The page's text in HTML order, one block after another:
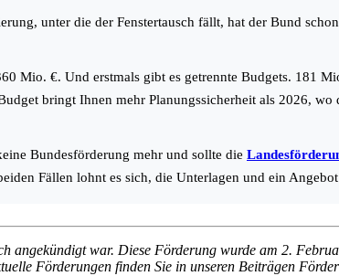
unter die der Fenstertausch fällt, hat der Bund
Mio. €. Und erstmals gibt es getrennte Budgets. 181
bringt Ihnen mehr Planungssicherheit als 2026, wo
Bundesförderung mehr und sollte die
Fällen lohnt es sich, die Unterlagen und ein
war. Diese Förderung wurde am 2.
Förderungen finden Sie in unseren Beiträgen